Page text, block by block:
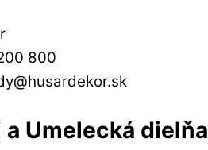
800
Umelecká dielňa